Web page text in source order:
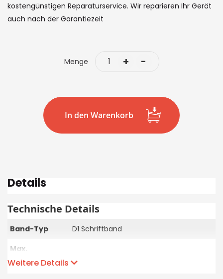
kostengünstigen Reparaturservice. Wir reparieren Ihr Gerät
auch nach der Garantiezeit
Menge -
+
In den Warenkorb
Details
Technische Details
Band-Typ
D1 Schriftband
Max.
Bandbreite in
mm
Weitere Details